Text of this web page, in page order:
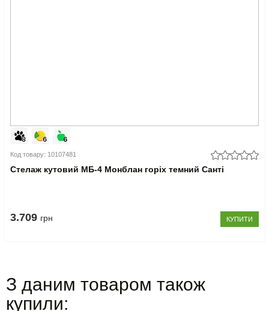
Код товару: 10107481
Стелаж кутовий МБ-4 Монблан горіх темний Санті
3.709 грн КУПИТИ
З даним товаром також
купили: